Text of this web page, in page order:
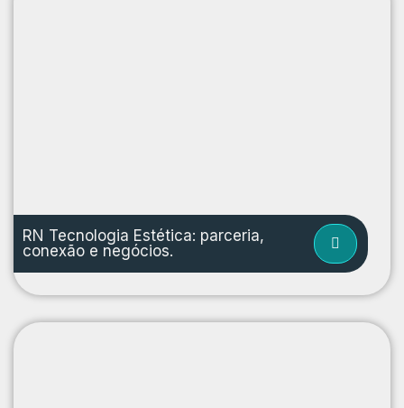
RN Tecnologia Estética: parceria,
conexão e negócios.